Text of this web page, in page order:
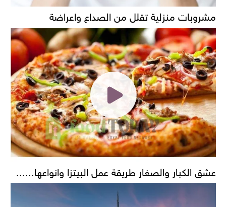
مشروبات منزلية تقلل من الصداع واعراضة
عشق الكبار والصغار طريقة عمل البيتزا وانواعها......